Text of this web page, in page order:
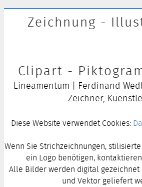
Zeichnung -
Clipart -
Lineamentum | Ferdinand
Zeichner,
Diese Website verwendet Cookies:
Wenn Sie Strichzeichnungen,
ein Logo benötigen,
Alle Bilder werden digital gezeichnet
und Vektor geliefert